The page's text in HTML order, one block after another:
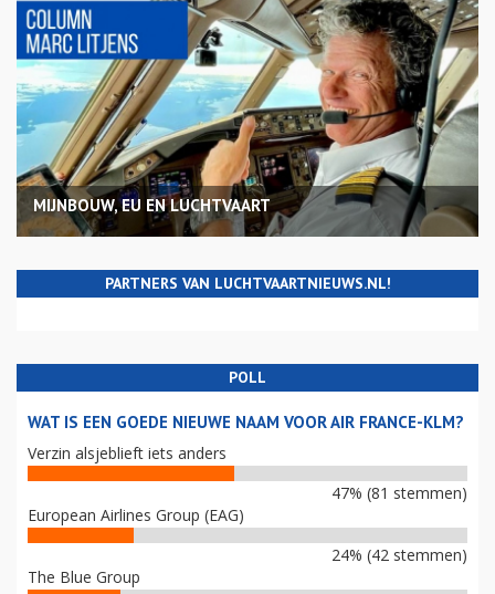
MIJNBOUW, EU EN LUCHTVAART
PARTNERS VAN LUCHTVAARTNIEUWS.NL!
POLL
WAT IS EEN GOEDE NIEUWE NAAM VOOR AIR FRANCE-KLM?
Verzin alsjeblieft iets anders
47% (81 stemmen)
European Airlines Group (EAG)
24% (42 stemmen)
The Blue Group